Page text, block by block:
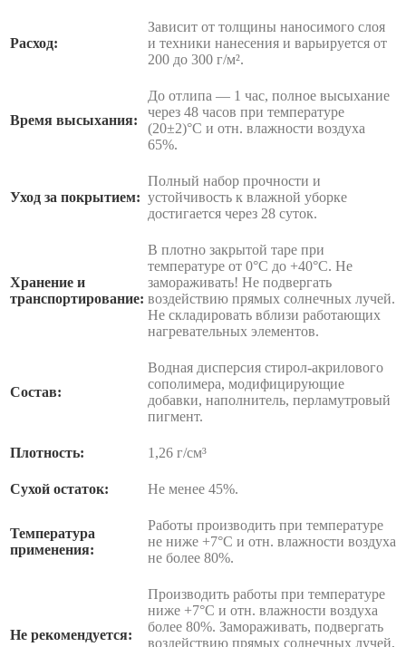
Расход:
Зависит от толщины наносимого слоя
и техники нанесения и варьируется от
200 до 300 г/м².
Время высыхания:
До отлипа — 1 час, полное высыхание
через 48 часов при температуре
(20±2)°С и отн. влажности воздуха
65%.
Уход за покрытием:
Полный набор прочности и
устойчивость к влажной уборке
достигается через 28 суток.
Хранение и
транспортирование:
В плотно закрытой таре при
температуре от 0°С до +40°С. Не
замораживать! Не подвергать
воздействию прямых солнечных лучей.
Не складировать вблизи работающих
нагревательных элементов.
Состав:
Водная дисперсия стирол-акрилового
сополимера, модифицирующие
добавки, наполнитель, перламутровый
пигмент.
Плотность: 1,26 г/см³
Сухой остаток: Не менее 45%.
Температура
применения:
Работы производить при температуре
не ниже +7°С и отн. влажности воздуха
не более 80%.
Не рекомендуется:
Производить работы при температуре
ниже +7°С и отн. влажности воздуха
более 80%. Замораживать, подвергать
воздействию прямых солнечных лучей,